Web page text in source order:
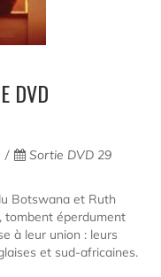
DVD
Sortie DVD 29
Botswana et Ruth
tombent éperdument
à leur union : leurs
et sud-africaines.